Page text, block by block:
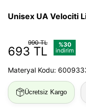
Unisex UA Velociti
990 TL
693 TL
%30
indirim
Materyal Kodu:
Ücretsiz Kargo
E-posta